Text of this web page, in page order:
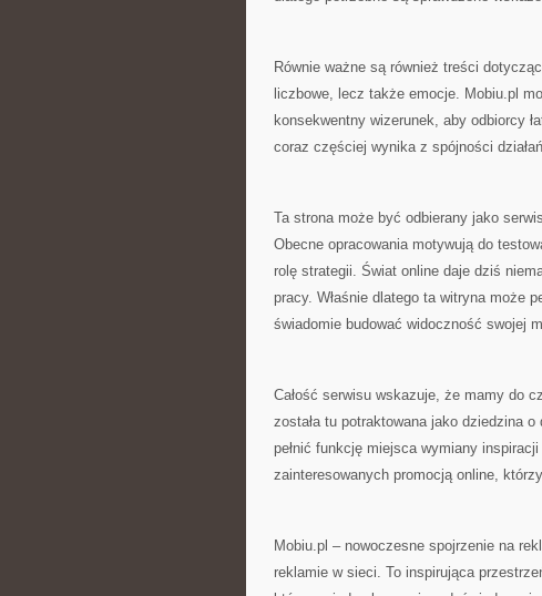
Równie ważne są również treści
liczbowe, lecz także emocje. Mobiu.pl
konsekwentny wizerunek, aby odbiorcy
coraz częściej wynika z spójności
Ta strona może być odbierany jako
Obecne opracowania motywują do
rolę strategii. Świat online daje dziś
pracy. Właśnie dlatego ta witryna może
świadomie budować widoczność swojej
Całość serwisu wskazuje, że mamy do
została tu potraktowana jako dziedzina
pełnić funkcję miejsca wymiany
zainteresowanych promocją online,
Mobiu.pl – nowoczesne spojrzenie na
reklamie w sieci. To inspirująca